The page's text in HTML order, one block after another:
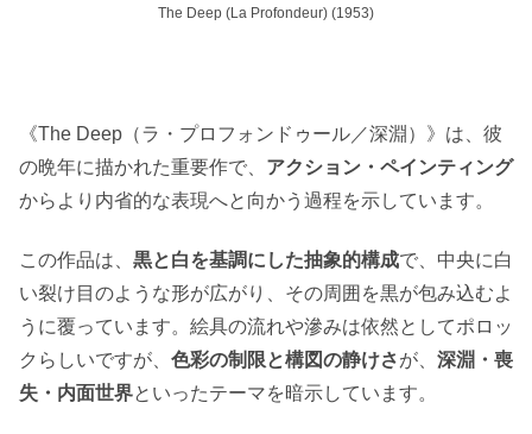
The Deep (La Profondeur) (1953)
《The Deep（ラ・プロフォンドゥール／深淵）》は、彼
の晩年に描かれた重要作で、 アクション・ペインティング
からより内省的な表現へと向かう過程を示しています。
この作品は、 黒と白を基調にした抽象的構成で、中央に白
い裂け目のような形が広がり、その周囲を黒が包み込むよ
うに覆っています。絵具の流れや滲みは依然としてポロッ
クらしいですが、 色彩の制限と構図の静けさが、 深淵・喪
失・内面世界といったテーマを暗示しています。